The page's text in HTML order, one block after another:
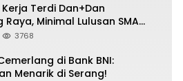
Terdi Dan+Dan
Minimal Lulusan SMA
3768
di Bank BNI:
Menarik di Serang!